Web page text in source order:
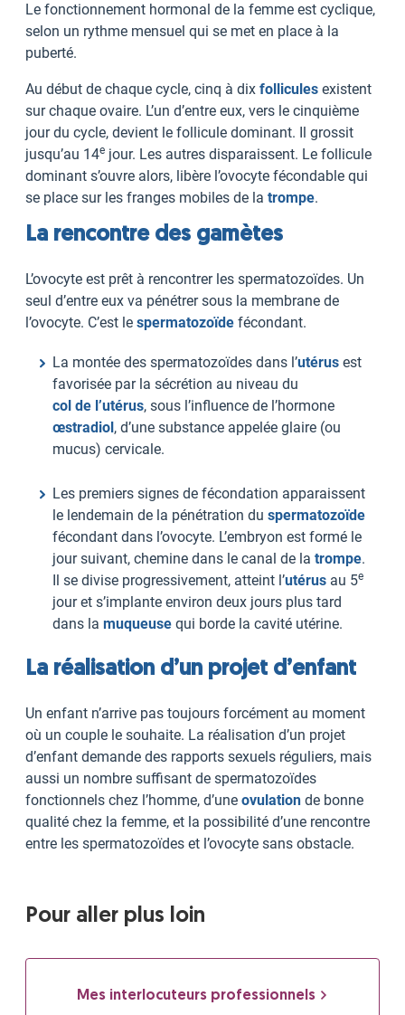
Le fonctionnement hormonal de la femme est cyclique,
selon un rythme mensuel qui se met en place à la
puberté.
Au début de chaque cycle, cinq à dix follicules existent
sur chaque ovaire. L’un d’entre eux, vers le cinquième
jour du cycle, devient le follicule dominant. Il grossit
jusqu’au 14e jour. Les autres disparaissent. Le follicule
dominant s’ouvre alors, libère l’ovocyte fécondable qui
se place sur les franges mobiles de la trompe.
La rencontre des gamètes
L’ovocyte est prêt à rencontrer les spermatozoïdes. Un
seul d’entre eux va pénétrer sous la membrane de
l’ovocyte. C’est le spermatozoïde fécondant.
La montée des spermatozoïdes dans l’utérus est
favorisée par la sécrétion au niveau du
col de l’utérus, sous l’influence de l’hormone
œstradiol , d’une substance appelée glaire (ou
mucus) cervicale.
Les premiers signes de fécondation apparaissent
le lendemain de la pénétration du spermatozoïde
fécondant dans l’ovocyte. L’embryon est formé le
jour suivant, chemine dans le canal de la trompe.
Il se divise progressivement, atteint l’utérus au 5e
jour et s’implante environ deux jours plus tard
dans la muqueuse qui borde la cavité utérine.
La réalisation d’un projet d’enfant
Un enfant n’arrive pas toujours forcément au moment
où un couple le souhaite. La réalisation d’un projet
d’enfant demande des rapports sexuels réguliers, mais
aussi un nombre suffisant de spermatozoïdes
fonctionnels chez l’homme, d’une ovulation de bonne
qualité chez la femme, et la possibilité d’une rencontre
entre les spermatozoïdes et l’ovocyte sans obstacle.
Pour aller plus loin
Mes interlocuteurs professionnels